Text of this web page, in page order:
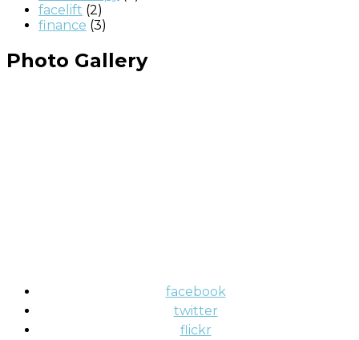
facelift (2)
finance (3)
Photo Gallery
facebook
twitter
flickr